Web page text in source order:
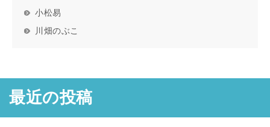
小松易
川畑のぶこ
最近の投稿